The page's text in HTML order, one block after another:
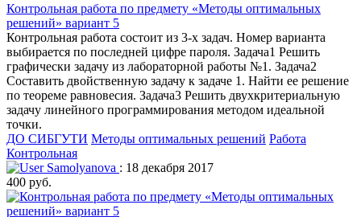
Контрольная работа по предмету «Методы оптимальных
решений» вариант 5
Контрольная работа состоит из 3-х задач. Номер варианта
выбирается по последней цифре пароля. Задача1 Решить
графически задачу из лабораторной работы №1. Задача2
Составить двойственную задачу к задаче 1. Найти ее решение
по теореме равновесия. Задача3 Решить двухкритериальную
задачу линейного программирования методом идеальной
точки.
ДО СИБГУТИ Методы оптимальных решений Работа
Контрольная
Samolyanova : 18 декабря 2017
400 руб.